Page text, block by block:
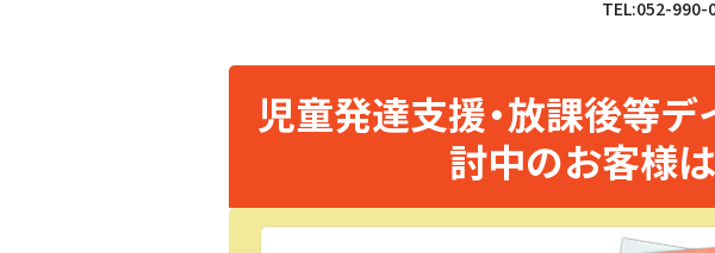
TEL:052-990-
児童発達支援・放課後等
討中のお客様